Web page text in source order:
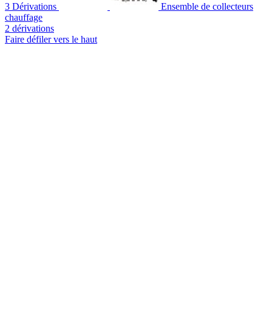
3 Dérivations
Ensemble de collecteurs
chauffage
2 dérivations
Faire défiler vers le haut